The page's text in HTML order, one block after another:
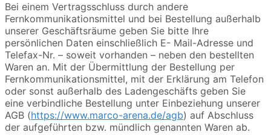
Bei einem Vertragsschluss durch andere
Fernkommunikationsmittel und bei Bestellung außerhalb
unserer Geschäftsräume geben Sie bitte Ihre
persönlichen Daten einschließlich E- Mail-Adresse und
Telefax-Nr. – soweit vorhanden – neben den bestellten
Waren an. Mit der Übermittlung der Bestellung per
Fernkommunikationsmittel, mit der Erklärung am Telefon
oder sonst außerhalb des Ladengeschäfts geben Sie
eine verbindliche Bestellung unter Einbeziehung unserer
AGB (https://www.marco-arena.de/agb) auf Abschluss
der aufgeführten bzw. mündlich genannten Waren ab.